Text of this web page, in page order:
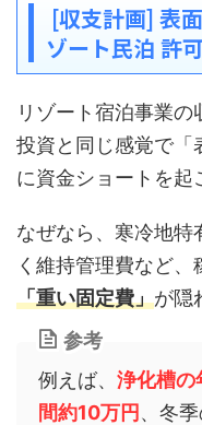
[収支計画] 表
ゾート民泊 許
リゾート宿泊事業
投資と同じ感覚で「
に資金ショートを起
なぜなら、寒冷地特
く維持管理費など
「重い固定費」が隠
参考
例えば、 浄化槽の
間約10万円、冬